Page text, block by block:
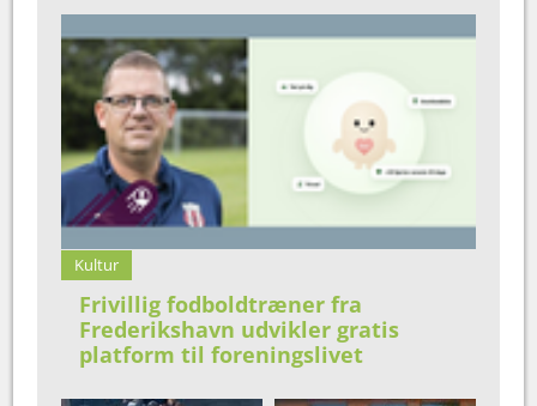
Kultur
Frivillig fodboldtræner fra
Frederikshavn udvikler gratis
platform til foreningslivet